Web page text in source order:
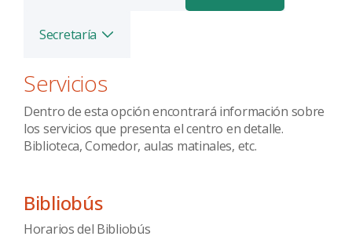
Secretaría Alternar
Servicios
Dentro de esta opción encontrará información sobre
los servicios que presenta el centro en detalle.
Biblioteca, Comedor, aulas matinales, etc.
Bibliobús
Horarios del Bibliobús